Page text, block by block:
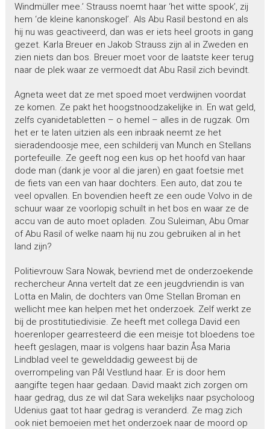
Windmüller mee.’ Strauss noemt haar ‘het witte spook’, zij
hem ‘de kleine kanonskogel’. Als Abu Rasil bestond en als
hij nu was geactiveerd, dan was er iets heel groots in gang
gezet. Karla Breuer en Jakob Strauss zijn al in Zweden en
zien niets dan bos. Breuer moet voor de laatste keer terug
naar de plek waar ze vermoedt dat Abu Rasil zich bevindt.
Agneta weet dat ze met spoed moet verdwijnen voordat
ze komen. Ze pakt het hoogstnoodzakelijke in. En wat geld,
zelfs cyanidetabletten – o hemel – alles in de rugzak. Om
het er te laten uitzien als een inbraak neemt ze het
sieradendoosje mee, een schilderij van Munch en Stellans
portefeuille. Ze geeft nog een kus op het hoofd van haar
dode man (dank je voor al die jaren) en gaat foetsie met
de fiets van een van haar dochters. Een auto, dat zou te
veel opvallen. En bovendien heeft ze een oude Volvo in de
schuur waar ze voorlopig schuilt in het bos en waar ze de
accu van de auto moet opladen. Zou Suleiman, Abu Omar
of Abu Rasil of welke naam hij nu zou gebruiken al in het
land zijn?
Politievrouw Sara Nowak, bevriend met de onderzoekende
rechercheur Anna vertelt dat ze een jeugdvriendin is van
Lotta en Malin, de dochters van Ome Stellan Broman en
wellicht mee kan helpen met het onderzoek. Zelf werkt ze
bij de prostitutiedivisie. Ze heeft met collega David een
hoerenloper gearresteerd die een meisje tot bloedens toe
heeft geslagen, maar is volgens haar bazin Åsa Maria
Lindblad veel te gewelddadig geweest bij de
overrompeling van Pål Vestlund haar. Er is door hem
aangifte tegen haar gedaan. David maakt zich zorgen om
haar gedrag, dus ze wil dat Sara wekelijks naar psycholoog
Udenius gaat tot haar gedrag is veranderd. Ze mag zich
ook niet bemoeien met het onderzoek naar de moord op